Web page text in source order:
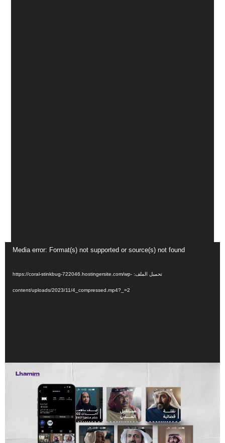
Media error: Format(s) not supported or source(s) not found
تحميل الملف: https://coral-stinkbug-722046.hostingersite.com/wp-
content/uploads/2023/11/4_compressed.mp4?_=2